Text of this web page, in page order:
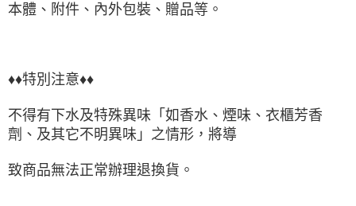
本體、附件、內外包裝、贈品等。
♦♦特別注意♦♦
不得有下水及特殊異味「如香水、煙味、衣櫃芳香
劑、及其它不明異味」之情形，將導
致商品無法正常辦理退換貨。